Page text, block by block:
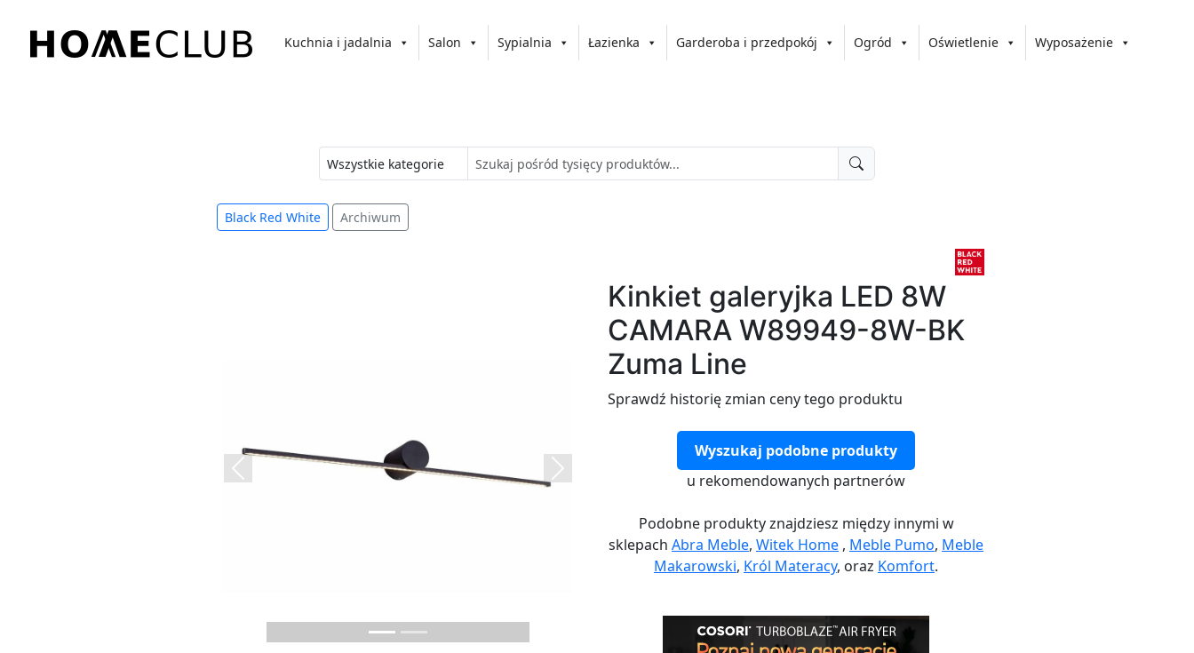
treści
Kuchnia i jadalnia Salon Sypialnia Łazienka Garderoba i przedpokój Ogród Oświetlenie Wyposażenie
Black Red White Archiwum
Previous Next
Kinkiet galeryjka LED 8W
CAMARA W89949-8W-BK
Zuma Line
Sprawdź historię zmian ceny tego produktu
Wyszukaj podobne produkty
u rekomendowanych partnerów
Podobne produkty znajdziesz między innymi w
sklepach Abra Meble, Witek Home , Meble Pumo, Meble
Makarowski, Król Materacy, oraz Komfort.